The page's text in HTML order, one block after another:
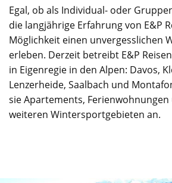
Egal, ob als Individual- oder
die langjährige Erfahrung von E&P
Möglichkeit einen unvergesslichen
erleben. Derzeit betreibt E&P
in Eigenregie in den Alpen: Davos,
Lenzerheide, Saalbach und
sie Apartements,
weiteren Wintersportgebieten an.